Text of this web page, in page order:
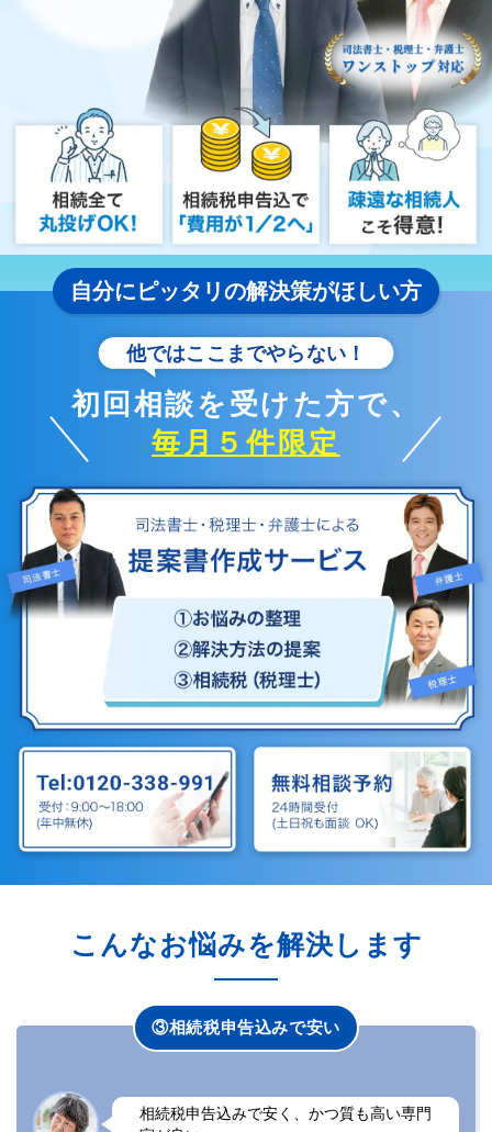
自分にピッタリの解決策がほしい方
他ではここまでやらない！
初回相談を受けた方で、
毎月５件限定
こんなお悩みを解決します
で安い
、かつ質も高い専門
④疎遠な相続人も
親交のない・仲が良く